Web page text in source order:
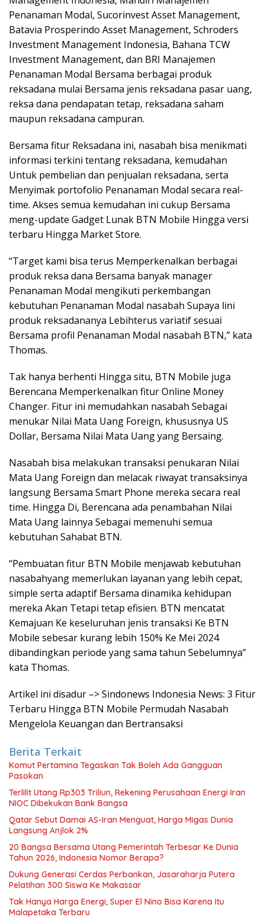
Penanaman Modal, Sucorinvest Asset Management,
Batavia Prosperindo Asset Management, Schroders
Investment Management Indonesia, Bahana TCW
Investment Management, dan BRI Manajemen
Penanaman Modal Bersama berbagai produk
reksadana mulai Bersama jenis reksadana pasar uang,
reksa dana pendapatan tetap, reksadana saham
maupun reksadana campuran.
Bersama fitur Reksadana ini, nasabah bisa menikmati
informasi terkini tentang reksadana, kemudahan
Untuk pembelian dan penjualan reksadana, serta
Menyimak portofolio Penanaman Modal secara real-
time. Akses semua kemudahan ini cukup Bersama
meng-update Gadget Lunak BTN Mobile Hingga versi
terbaru Hingga Market Store.
“Target kami bisa terus Memperkenalkan berbagai
produk reksa dana Bersama banyak manager
Penanaman Modal mengikuti perkembangan
kebutuhan Penanaman Modal nasabah Supaya lini
produk reksadananya Lebihterus variatif sesuai
Bersama profil Penanaman Modal nasabah BTN,” kata
Thomas.
Tak hanya berhenti Hingga situ, BTN Mobile juga
Berencana Memperkenalkan fitur Online Money
Changer. Fitur ini memudahkan nasabah Sebagai
menukar Nilai Mata Uang Foreign, khususnya US
Dollar, Bersama Nilai Mata Uang yang Bersaing.
Nasabah bisa melakukan transaksi penukaran Nilai
Mata Uang Foreign dan melacak riwayat transaksinya
langsung Bersama Smart Phone mereka secara real
time. Hingga Di, Berencana ada penambahan Nilai
Mata Uang lainnya Sebagai memenuhi semua
kebutuhan Sahabat BTN.
“Pembuatan fitur BTN Mobile menjawab kebutuhan
nasabahyang memerlukan layanan yang lebih cepat,
simple serta adaptif Bersama dinamika kehidupan
mereka Akan Tetapi tetap efisien. BTN mencatat
Kemajuan Ke keseluruhan jenis transaksi Ke BTN
Mobile sebesar kurang lebih 150% Ke Mei 2024
dibandingkan periode yang sama tahun Sebelumnya”
kata Thomas.
Artikel ini disadur –> Sindonews Indonesia News: 3 Fitur
Terbaru Hingga BTN Mobile Permudah Nasabah
Mengelola Keuangan dan Bertransaksi
Berita Terkait
Komut Pertamina Tegaskan Tak Boleh Ada Gangguan
Pasokan
Terlilit Utang Rp303 Triliun, Rekening Perusahaan Energi Iran
NIOC Dibekukan Bank Bangsa
Qatar Sebut Damai AS-Iran Menguat, Harga Migas Dunia
Langsung Anjlok 2%
20 Bangsa Bersama Utang Pemerintah Terbesar Ke Dunia
Tahun 2026, Indonesia Nomor Berapa?
Dukung Generasi Cerdas Perbankan, Jasaraharja Putera
Pelatihan 300 Siswa Ke Makassar
Tak Hanya Harga Energi, Super El Nino Bisa Karena Itu
Malapetaka Terbaru